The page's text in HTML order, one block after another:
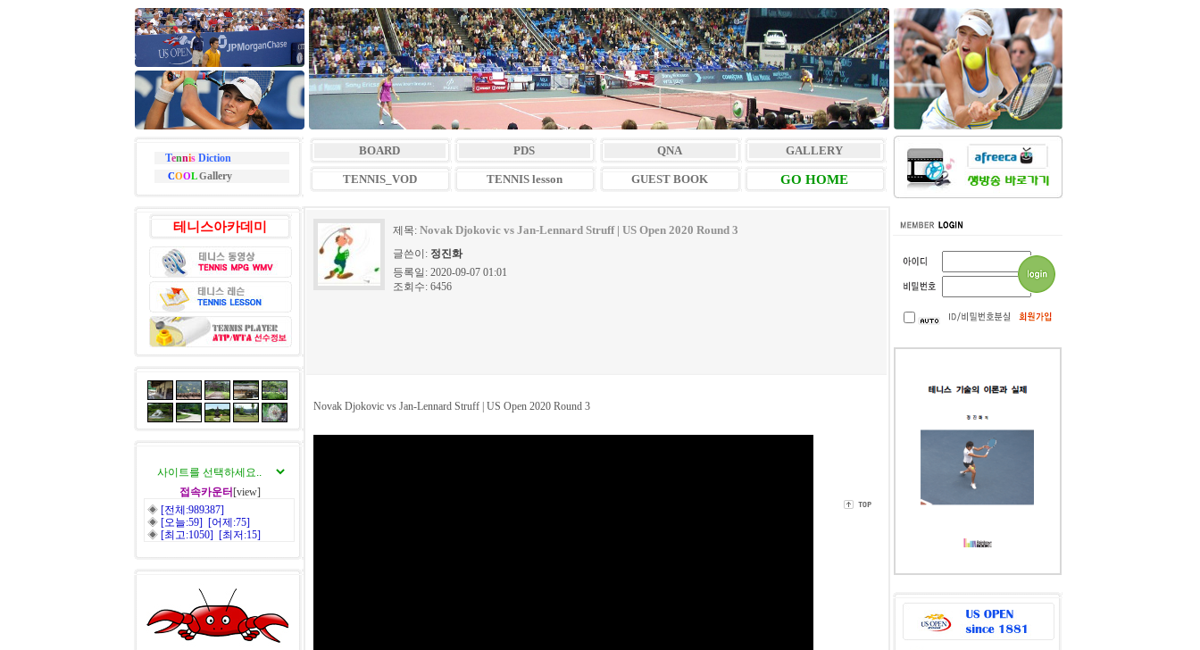
Tennis Diction
COOLGallery
BOARD PDS QNA GALLERY
TENNIS_VOD TENNIS lesson GUEST BOOK GO HOME
테니스아카데미
접속카운터 [view]
◈ [전체:989387]
◈ [오늘:59] [어제:75]
◈ [최고:1050] [최저:15]
제목: Novak Djokovic vs Jan-Lennard Struff | US Open 2020 Round 3
글쓴이: 정진화
등록일: 2020-09-07 01:01
조회수: 6456
Novak Djokovic vs Jan-Lennard Struff | US Open 2020 Round 3